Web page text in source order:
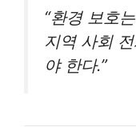
“환경 보호는
지역 사회
야 한다.”